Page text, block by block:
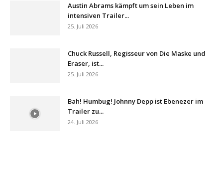
Austin Abrams kämpft um sein Leben im
intensiven Trailer...
25. Juli 2026
Chuck Russell, Regisseur von Die Maske und
Eraser, ist...
25. Juli 2026
Bah! Humbug! Johnny Depp ist Ebenezer im
Trailer zu...
24. Juli 2026